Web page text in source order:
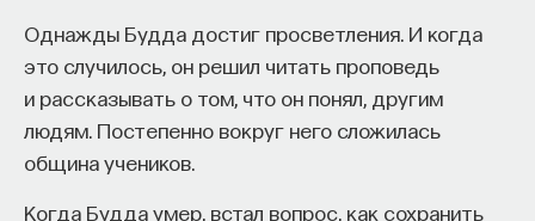
Однажды Будда достиг просветления. И когда
это случилось, он решил читать проповедь
и рассказывать о том, что он понял, другим
людям. Постепенно вокруг него сложилась
община учеников.
Когда Будда умер, встал вопрос, как сохранить
с передачей сигналов
от нейромедиаторов?
Как устроена наша нервная система
на структурном, клеточном и молекулярном
уровнях? В чем состоит роль нейромедиаторов
Какова была политика государства в отношении
иностранцев? С какого момента французов
в российском обществе стали воспринимать как
мятежников? Об этом рассказывает кандидат
филологических наук Вера Мильчина.